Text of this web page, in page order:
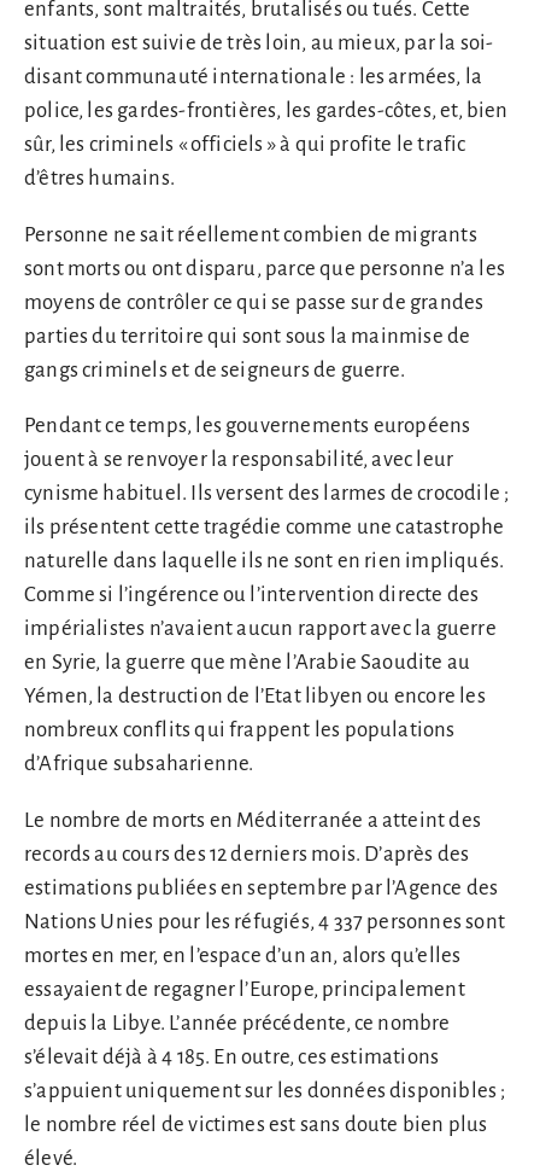
enfants, sont maltraités, brutalisés ou tués. Cette
situation est suivie de très loin, au mieux, par la soi-
disant communauté internationale : les armées, la
police, les gardes-frontières, les gardes-côtes, et, bien
sûr, les criminels « officiels » à qui profite le trafic
d’êtres humains.
Personne ne sait réellement combien de migrants
sont morts ou ont disparu, parce que personne n’a les
moyens de contrôler ce qui se passe sur de grandes
parties du territoire qui sont sous la mainmise de
gangs criminels et de seigneurs de guerre.
Pendant ce temps, les gouvernements européens
jouent à se renvoyer la responsabilité, avec leur
cynisme habituel. Ils versent des larmes de crocodile ;
ils présentent cette tragédie comme une catastrophe
naturelle dans laquelle ils ne sont en rien impliqués.
Comme si l’ingérence ou l’intervention directe des
impérialistes n’avaient aucun rapport avec la guerre
en Syrie, la guerre que mène l’Arabie Saoudite au
Yémen, la destruction de l’Etat libyen ou encore les
nombreux conflits qui frappent les populations
d’Afrique subsaharienne.
Le nombre de morts en Méditerranée a atteint des
records au cours des 12 derniers mois. D’après des
estimations publiées en septembre par l’Agence des
Nations Unies pour les réfugiés, 4 337 personnes sont
mortes en mer, en l’espace d’un an, alors qu’elles
essayaient de regagner l’Europe, principalement
depuis la Libye. L’année précédente, ce nombre
s’élevait déjà à 4 185. En outre, ces estimations
s’appuient uniquement sur les données disponibles ;
le nombre réel de victimes est sans doute bien plus
élevé.